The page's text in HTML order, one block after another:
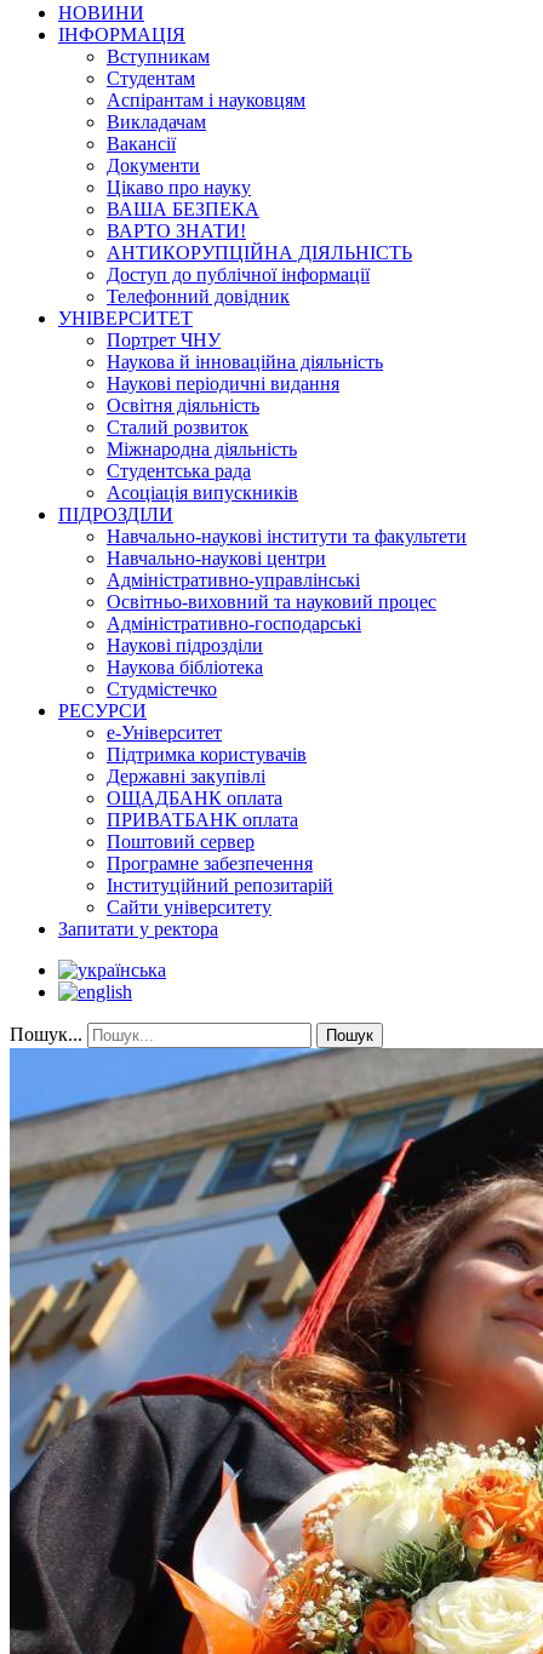
НОВИНИ
ІНФОРМАЦІЯ
Вступникам
Студентам
Аспірантам і науковцям
Викладачам
Вакансії
Документи
Цікаво про науку
ВАША БЕЗПЕКА
ВАРТО ЗНАТИ!
АНТИКОРУПЦІЙНА ДІЯЛЬНІСТЬ
Доступ до публічної інформації
Телефонний довідник
УНІВЕРСИТЕТ
Портрет ЧНУ
Наукова й інноваційна діяльність
Наукові періодичні видання
Освітня діяльність
Сталий розвиток
Міжнародна діяльність
Студентська рада
Асоціація випускників
ПІДРОЗДІЛИ
Навчально-наукові інститути та факультети
Навчально-наукові центри
Адміністративно-управлінські
Освітньо-виховний та науковий процес
Адміністративно-господарські
Наукові підрозділи
Наукова бібліотека
Студмістечко
РЕСУРСИ
е-Університет
Підтримка користувачів
Державні закупівлі
ОЩАДБАНК оплата
ПРИВАТБАНК оплата
Поштовий сервер
Програмне забезпечення
Інституційний репозитарій
Сайти університету
Запитати у ректора
Пошук... Пошук